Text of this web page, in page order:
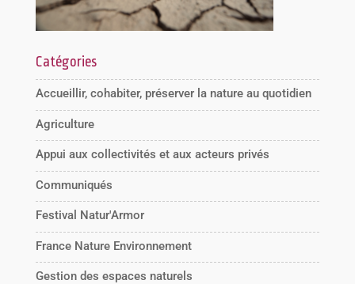
Catégories
Accueillir, cohabiter, préserver la nature au quotidien
Agriculture
Appui aux collectivités et aux acteurs privés
Communiqués
Festival Natur'Armor
France Nature Environnement
Gestion des espaces naturels